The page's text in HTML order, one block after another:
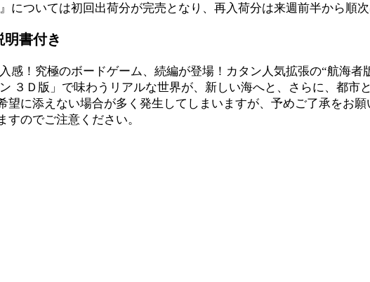
については初回出荷分が完売となり、再入荷分は来週前半から順次
明書付き
感！究極のボードゲーム、続編が登場！カタン人気拡張の“航海
３Ｄ版」で味わうリアルな世界が、新しい海へと、さらに、都市
に添えない場合が多く発生してしまいますが、予めご了承をお願
のでご注意ください。